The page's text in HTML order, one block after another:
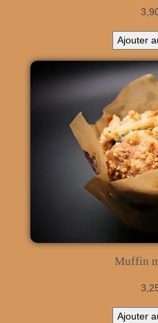
Ajouter
Muffin
Ajouter